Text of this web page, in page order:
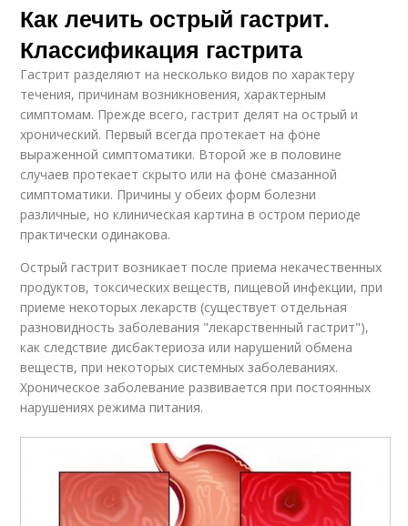
Как лечить острый гастрит.
Классификация гастрита
Гастрит разделяют на несколько видов по характеру
течения, причинам возникновения, характерным
симптомам. Прежде всего, гастрит делят на острый и
хронический. Первый всегда протекает на фоне
выраженной симптоматики. Второй же в половине
случаев протекает скрыто или на фоне смазанной
симптоматики. Причины у обеих форм болезни
различные, но клиническая картина в остром периоде
практически одинакова.
Острый гастрит возникает после приема некачественных
продуктов, токсических веществ, пищевой инфекции, при
приеме некоторых лекарств (существует отдельная
разновидность заболевания "лекарственный гастрит"),
как следствие дисбактериоза или нарушений обмена
веществ, при некоторых системных заболеваниях.
Хроническое заболевание развивается при постоянных
нарушениях режима питания.